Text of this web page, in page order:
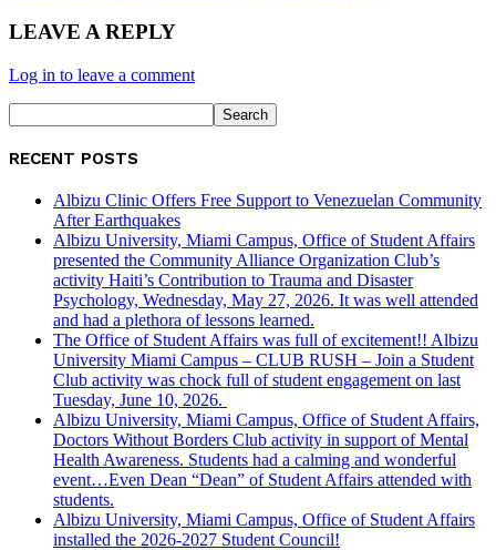
LEAVE A REPLY
Log in to leave a comment
RECENT POSTS
Albizu Clinic Offers Free Support to Venezuelan Community
After Earthquakes
Albizu University, Miami Campus, Office of Student Affairs
presented the Community Alliance Organization Club’s
activity Haiti’s Contribution to Trauma and Disaster
Psychology, Wednesday, May 27, 2026. It was well attended
and had a plethora of lessons learned.
The Office of Student Affairs was full of excitement!! Albizu
University Miami Campus – CLUB RUSH – Join a Student
Club activity was chock full of student engagement on last
Tuesday, June 10, 2026.
Albizu University, Miami Campus, Office of Student Affairs,
Doctors Without Borders Club activity in support of Mental
Health Awareness. Students had a calming and wonderful
event…Even Dean “Dean” of Student Affairs attended with
students.
Albizu University, Miami Campus, Office of Student Affairs
installed the 2026-2027 Student Council!